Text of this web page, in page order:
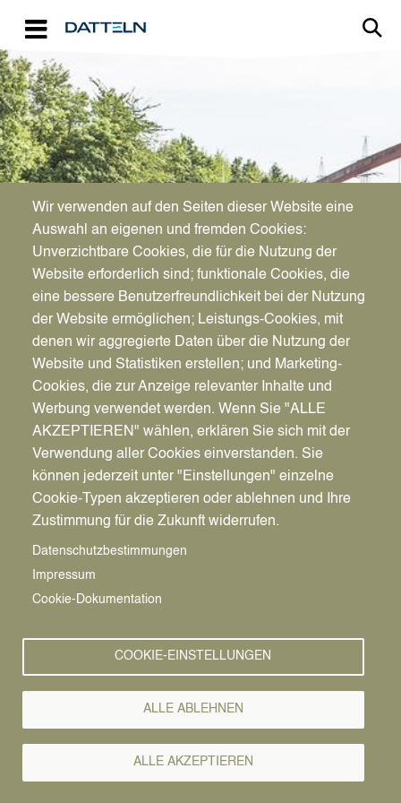
TOURISMUS
Eine Stadt erleben
Pfadnavigation
Freizeit | Kultur | Tourismus Tourismus Datteln aktiv
Datteln aktiv
Ob ein Spaziergang am Dattelner Meer, eine
Wanderung durch die Haard, ein Golfturnier mit
zusammenhängende Waldgebiet des
Ruhrgebiets.Erleben Sie zahlreiche Möglichkeiten
bei einem Tagesausflug oder bei einem Urlaub mit
Freund*innen, mit der Familie - oder auch einfach
Wir verwenden auf den Seiten dieser Website eine
Auswahl an eigenen und fremden Cookies:
Unverzichtbare Cookies, die für die Nutzung der
Website erforderlich sind; funktionale Cookies, die
eine bessere Benutzerfreundlichkeit bei der Nutzung
der Website ermöglichen; Leistungs-Cookies, mit
denen wir aggregierte Daten über die Nutzung der
Website und Statistiken erstellen; und Marketing-
Cookies, die zur Anzeige relevanter Inhalte und
Werbung verwendet werden. Wenn Sie "ALLE
AKZEPTIEREN" wählen, erklären Sie sich mit der
Verwendung aller Cookies einverstanden. Sie
können jederzeit unter "Einstellungen" einzelne
Cookie-Typen akzeptieren oder ablehnen und Ihre
Zustimmung für die Zukunft widerrufen.
Datenschutzbestimmungen
Impressum
Cookie-Dokumentation
COOKIE-EINSTELLUNGEN
ALLE ABLEHNEN
ALLE AKZEPTIEREN